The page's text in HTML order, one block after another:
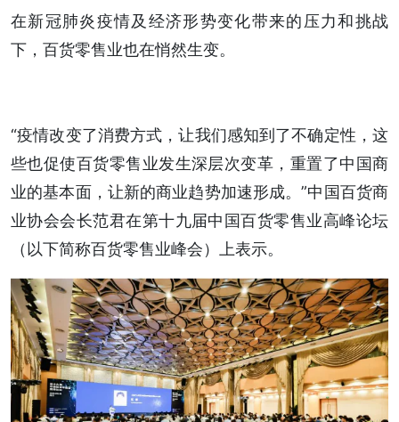
在新冠肺炎疫情及经济形势变化带来的压力和挑战
下，百货零售业也在悄然生变。
“疫情改变了消费方式，让我们感知到了不确定性，这
些也促使百货零售业发生深层次变革，重置了中国商
业的基本面，让新的商业趋势加速形成。”中国百货商
业协会会长范君在第十九届中国百货零售业高峰论坛
（以下简称百货零售业峰会）上表示。